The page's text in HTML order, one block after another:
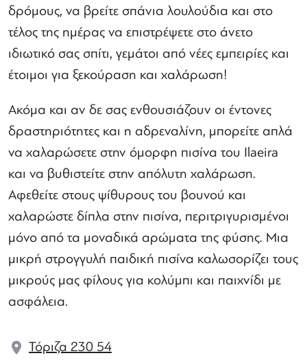
δρόμους, να βρείτε σπάνια λουλούδια και στο
τέλος της ημέρας να επιστρέψετε στο άνετο
ιδιωτικό σας σπίτι, γεμάτοι από νέες εμπειρίες και
έτοιμοι για ξεκούραση και χαλάρωση!
Ακόμα και αν δε σας ενθουσιάζουν οι έντονες
δραστηριότητες και η αδρεναλίνη, μπορείτε απλά
να χαλαρώσετε στην όμορφη πισίνα του Ilaeira
και να βυθιστείτε στην απόλυτη χαλάρωση.
Αφεθείτε στους ψίθυρους του βουνού και
χαλαρώστε δίπλα στην πισίνα, περιτριγυρισμένοι
μόνο από τα μοναδικά αρώματα της φύσης. Μια
μικρή στρογγυλή παιδική πισίνα καλωσορίζει τους
μικρούς μας φίλους για κολύμπι και παιχνίδι με
ασφάλεια.
Τόριζα 230 54